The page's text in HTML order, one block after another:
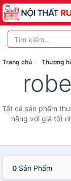
Trang chủ Thương
Tất cả sản phẩm
hãng với giá tốt
0 Sản Phẩm